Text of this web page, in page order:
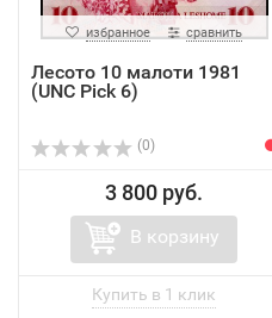
избранное сравнить
Лесото 10 малоти 1981
(UNC Pick 6)
(0)
3 800 руб.
В корзину